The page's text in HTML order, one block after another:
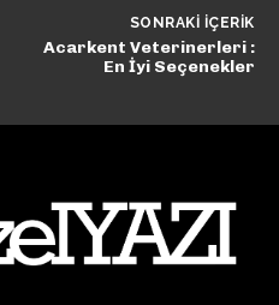
SONRAKI İÇERIK
Acarkent Veterinerleri :
En İyi Seçenekler